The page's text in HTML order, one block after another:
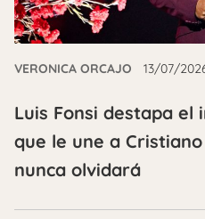
VERONICA ORCAJO 13/07/
Luis Fonsi destapa el
que le une a
nunca olvidará